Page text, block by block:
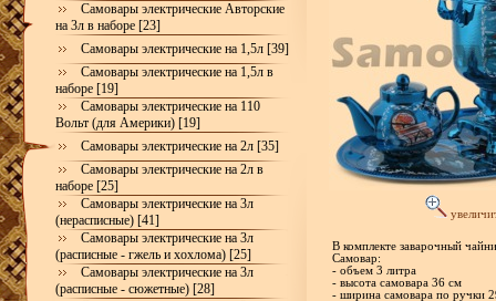
Самовары электрические Авторские
на 3л в наборе [23]
Самовары электрические на 1,5л [39]
Самовары электрические на 1,5л в
наборе [19]
Самовары электрические на 110
Вольт (для Америки) [19]
Самовары электрические на 2л [35]
Самовары электрические на 2л в
наборе [25]
Самовары электрические на 3л
(нерасписные) [41]
Самовары электрические на 3л
(расписные - гжель и хохлома) [25]
Самовары электрические на 3л
(расписные - сюжетные) [28]
В комплекте заварочный
Самовар:
- объем 3 литра
- высота самовара 36 см
- ширина самовара по ручки